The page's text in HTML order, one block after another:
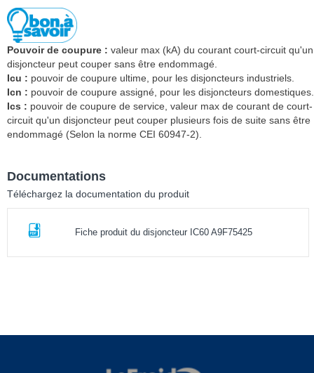
Pouvoir de coupure : valeur max (kA) du courant court-circuit qu'un
disjoncteur peut couper sans être endommagé.
Icu : pouvoir de coupure ultime, pour les disjoncteurs industriels.
Icn : pouvoir de coupure assigné, pour les disjoncteurs domestiques.
Ics : pouvoir de coupure de service, valeur max de courant de court-
circuit qu'un disjoncteur peut couper plusieurs fois de suite sans être
endommagé (Selon la norme CEI 60947-2).
Documentations
Téléchargez la documentation du produit
Fiche produit du disjoncteur IC60 A9F75425